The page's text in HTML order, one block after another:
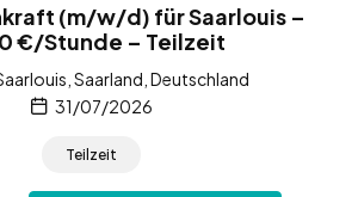
(m/w/d) für Saarlouis –
€/Stunde – Teilzeit
Saarland, Deutschland
31/07/2026
Teilzeit